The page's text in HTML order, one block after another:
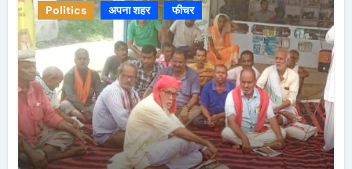
Politics अपना शहर फीचर